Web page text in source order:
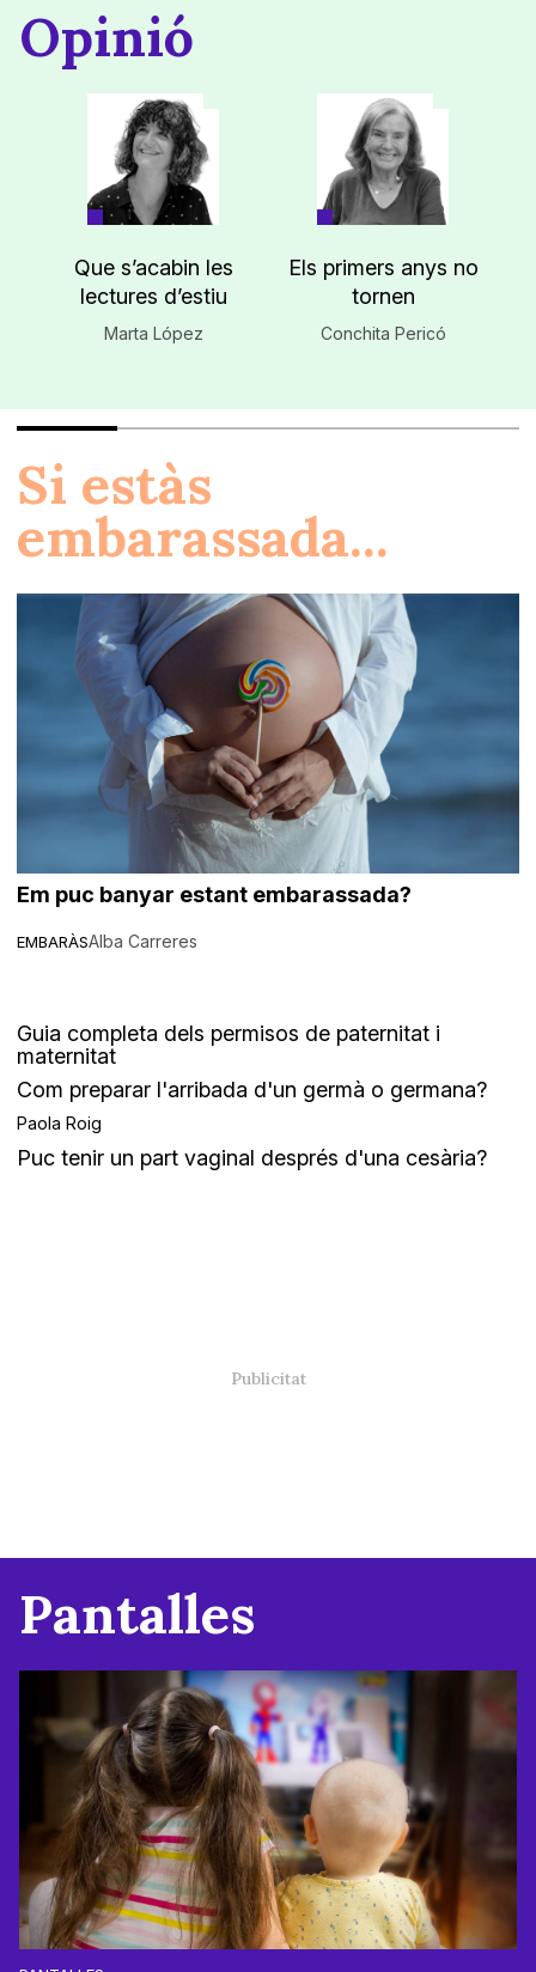
Opinió
Que s’acabin les
lectures d’estiu
Marta López
Els primers anys no
tornen
Conchita Pericó
Si estàs
embarassada...
EMBARÀS
Em puc banyar estant embarassada?
Alba Carreres
Guia completa dels permisos de paternitat i
maternitat
Com preparar l'arribada d'un germà o germana?
Paola Roig
Puc tenir un part vaginal després d'una cesària?
Pantalles